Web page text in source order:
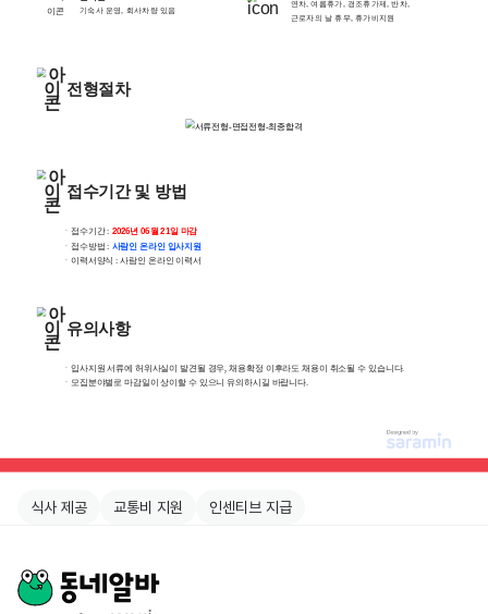
식사 제공 교통비 지원 인센티브 지급